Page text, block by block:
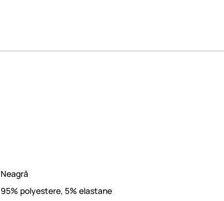
Neagră
95% polyestere, 5% elastane